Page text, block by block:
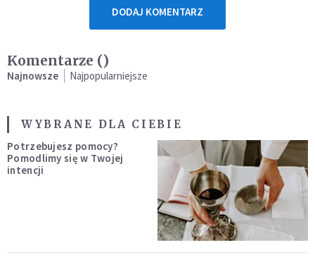
DODAJ KOMENTARZ
Komentarze ()
Najnowsze Najpopularniejsze
WYBRANE DLA CIEBIE
Potrzebujesz pomocy?
Pomodlimy się w Twojej
intencji